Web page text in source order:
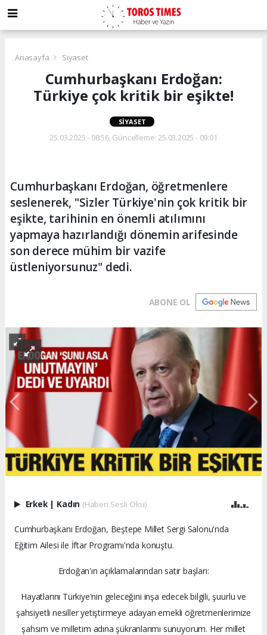
Anasayfa Siyaset
Cumhurbaşkanı Erdoğan:
Türkiye çok kritik bir eşikte!
SIYASET
25.03.2025 - 08:56, Güncelleme: 25.03.2025 - 09:01
Cumhurbaşkanı Erdoğan, öğretmenlere
seslenerek, "Sizler Türkiye'nin çok kritik bir
eşikte, tarihinin en önemli atılımını
yapmaya hazırlandığı dönemin arifesinde
son derece mühim bir vazife
üstleniyorsunuz" dedi.
ABONE OL
Erkek | Kadın (Haberi Sesli Oku)
Cumhurbaşkanı Erdoğan, Beştepe Millet Sergi Salonu'nda
Eğitim Ailesi ile İftar Programı'nda konuştu.
Erdoğan'ın açıklamalarından satır başları:
Hayatlarını Türkiye'nin geleceğini inşa edecek bilgili, şuurlu ve
şahsiyetli nesiller yetiştirmeye adayan emekli öğretmenlerimize
şahsım ve milletim adına şükranlarımı sunuyorum. Her millet